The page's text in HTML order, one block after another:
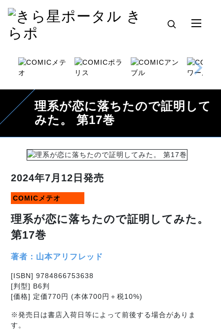
理系が恋に落ちたので証明して
みた。 第17巻
2024年7月12日発売
COMICメテオ
理系が恋に落ちたので証明してみた。
第17巻
著者：山本アリフレッド
[ISBN] 9784866753638
[判型] B6判
[価格] 定価770円 (本体700円＋税10%)
※発売日は書店入荷日等によって前後する場合がありま
す。